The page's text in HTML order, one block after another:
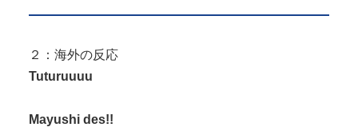
２：海外の反応
Tuturuuuu
Mayushi des!!